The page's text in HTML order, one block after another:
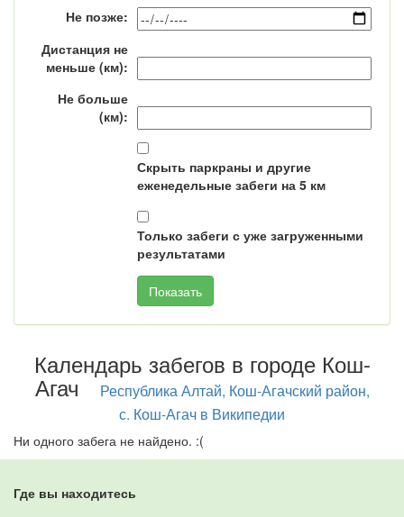
Не позже:
Дистанция не
меньше (км):
Не больше
(км):
Скрыть паркраны и другие
еженедельные забеги на 5 км
Только забеги с уже загруженными
результатами
Календарь забегов в городе Кош-
Агач
Республика Алтай, Кош-Агачский район,
с. Кош-Агач в Википедии
Ни одного забега не найдено. :(
Где вы находитесь